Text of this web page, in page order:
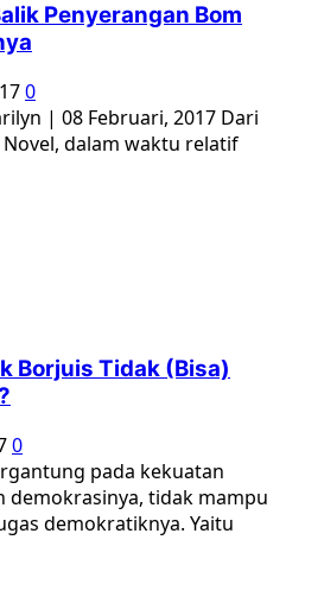
Penyerangan Bom
0
| 08 Februari, 2017 Dari
dalam waktu relatif
Borjuis Tidak (Bisa)
0
pada kekuatan
demokrasinya, tidak mampu
demokratiknya. Yaitu